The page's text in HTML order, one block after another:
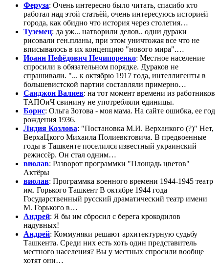
Феруза: Очень интересно было читать, спасибо кто
работал над этой статьёй, очень интересуюсь историей
города, как обидно что история через столетия…
Туземец: да уж... натворили делов.. одни дураки
рисовали ген.планы, при этом уничтожая все что не
вписывалось в их концепцию "нового мира".…
Иоанн Нефёдович Нечипоренко: Местное население
спросили в обязательном порядке. Дураков не
спрашивали. "... к октябрю 1917 года, интеллигенты в
большевистской партии составляли примерно…
Саиджон Валиев: на тот момент времени из работников
ТАПОиЧ свинину не употребляли единицы.
Борис: Ольга Зотова - моя мама. На сайте ошибка, ее год
рождения 1936.
Лидия Козлова: "Постaновка М.И. Верханкого (?)" Нет,
ВерхаЦкого Михаила Полиевктовича. В предвоенные
годы в Ташкенте поселился известный украинский
режиссёр. Он стал одним…
виолав: Разворот программки "Площадь цветов"
Актёры
виолав: Программка военного времени 1944-1945 театр
им. Горького Ташкент В октябре 1944 года
Государственный русский драматический театр имени
М. Горького в…
Андрей: Я бы им сбросил с берега крокодилов
надувных!
Андрей: Коммуняки решают архитектурную судьбу
Ташкента. Среди них есть хоть один представитель
местного населения? Вы у местных спросили вообще
хотят они…